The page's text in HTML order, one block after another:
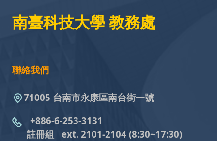
南臺科技大學 教務處
聯絡我們
71005 台南市永康區南台街一號
+886-6-253-3131
註冊組 ext. 2101-2104 (8:30~17:30)